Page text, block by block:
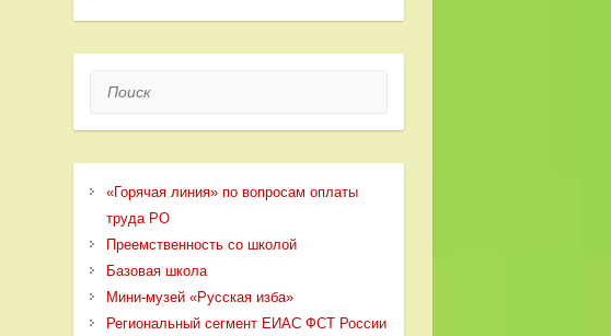
Поиск
«Горячая линия» по вопросам оплаты
труда РО
Преемственность со школой
Базовая школа
Мини-музей «Русская изба»
Региональный сегмент ЕИАС ФСТ России